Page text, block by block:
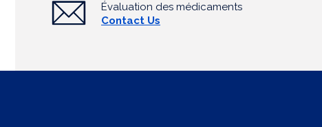
Évaluation des médicaments
Contact Us